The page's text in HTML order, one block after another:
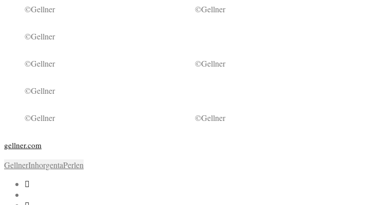
©Gellner ©Gellner
©Gellner
©Gellner ©Gellner
©Gellner
©Gellner ©Gellner
gellner.com
GellnerInhorgentaPerlen